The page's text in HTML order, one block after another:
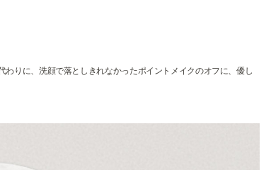
りに、洗顔で落としきれなかったポイントメイクのオフに、優し